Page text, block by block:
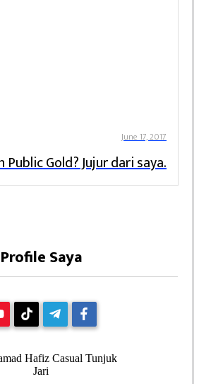
June 17, 2017
Gold? Jujur dari saya.
Profile Saya